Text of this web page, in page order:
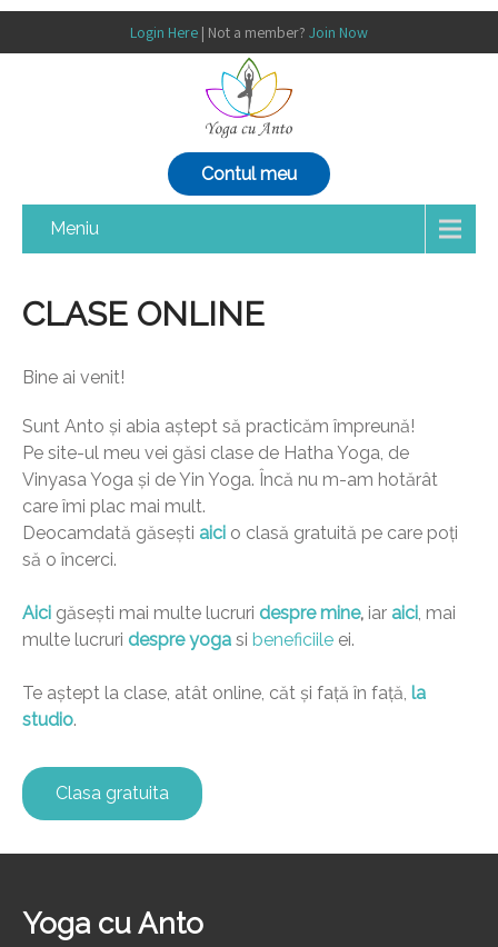
Login Here | Not a member? Join Now
Contul meu
Meniu
CLASE ONLINE
Bine ai venit!
Sunt Anto și abia aștept să practicăm împreună!
Pe site-ul meu vei găsi clase de Hatha Yoga, de
Vinyasa Yoga și de Yin Yoga. Încă nu m-am hotărât
care îmi plac mai mult.
Deocamdată găsești aici o clasă gratuită pe care poți
să o încerci.
Aici găsești mai multe lucruri despre mine, iar aici, mai
multe lucruri despre yoga si beneficiile ei.
Te aștept la clase, atât online, căt și față în față, la
studio.
Clasa gratuita
Yoga cu Anto